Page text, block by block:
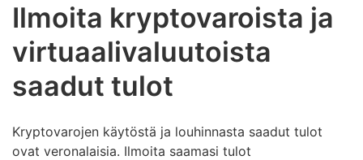
Ilmoita kryptovaroista ja
virtuaalivaluutoista
saadut tulot
Kryptovarojen käytöstä ja louhinnasta saadut tulot
ovat veronalaisia. Ilmoita saamasi tulot